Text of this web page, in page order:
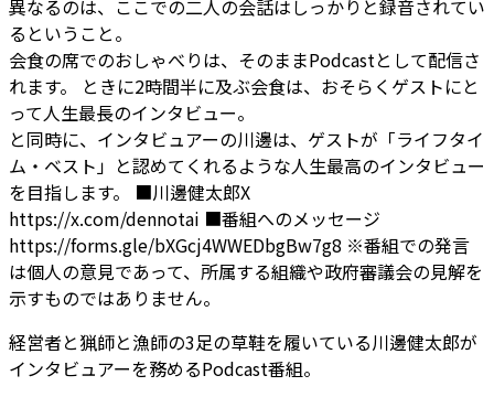
異なるのは、ここでの二人の会話はしっかりと録音されてい
るということ。
会食の席でのおしゃべりは、そのままPodcastとして配信さ
れます。
ときに2時間半に及ぶ会食は、おそらくゲストにと
って人生最長のインタビュー。
と同時に、インタビュアーの川邊は、ゲストが「ライフタイ
ム・ベスト」と認めてくれるような人生最高のインタビュー
を目指します。
■川邊健太郎X
https://x.com/dennotai ■番組へのメッセージ
https://forms.gle/bXGcj4WWEDbgBw7g8 ※番組での発言
は個人の意見であって、所属する組織や政府審議会の見解を
示すものではありません。
経営者と猟師と漁師の3足の草鞋を履いている川邊健太郎が
インタビュアーを務めるPodcast番組。